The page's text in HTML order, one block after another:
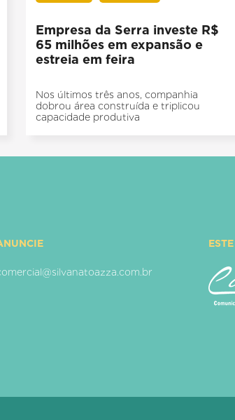
Empresa da Serra investe R$
65 milhões em expansão e
estreia em feira
Nos últimos três anos, companhia
dobrou área construída e triplicou
capacidade produtiva